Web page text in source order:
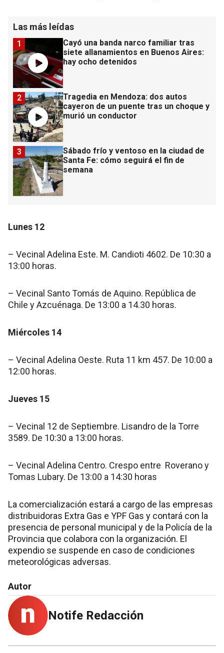
Las más leídas
Cayó una banda narco familiar tras
siete allanamientos en Buenos Aires:
hay ocho detenidos
1
Tragedia en Mendoza: dos autos
cayeron de un puente tras un choque y
murió un conductor
2
Sábado frío y ventoso en la ciudad de
Santa Fe: cómo seguirá el fin de
semana
3
Lunes 12
– Vecinal Adelina Este. M. Candioti 4602. De 10:30 a
13:00 horas.
– Vecinal Santo Tomás de Aquino. República de
Chile y Azcuénaga. De 13:00 a 14.30 horas.
Miércoles 14
– Vecinal Adelina Oeste. Ruta 11 km 457. De 10:00 a
12:00 horas.
Jueves 15
– Vecinal 12 de Septiembre. Lisandro de la Torre
3589. De 10:30 a 13:00 horas.
– Vecinal Adelina Centro. Crespo entre Roverano y
Tomas Lubary. De 13:00 a 14:30 horas
La comercialización estará a cargo de las empresas
distribuidoras Extra Gas e YPF Gas y contará con la
presencia de personal municipal y de la Policía de la
Provincia que colabora con la organización. El
expendio se suspende en caso de condiciones
meteorológicas adversas.
Autor
Notife Redacción